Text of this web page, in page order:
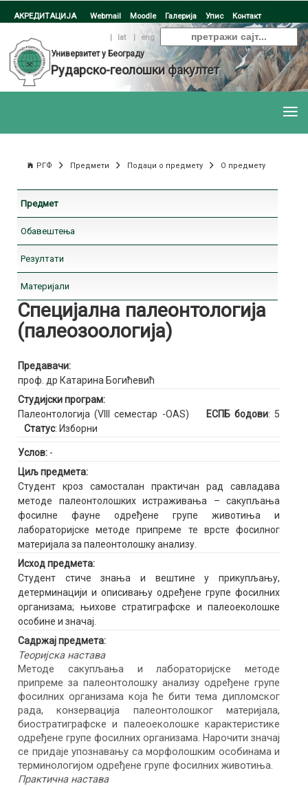
АКРЕДИТАЦИЈА Webmail Moodle Галерија Упис Контакт
| lat |
eng
Универзитет у Београду
Рударско-геолошки факултет
РГФ Предмети Подаци о предмету О предмету
Предмет
Обавештења
Резултати
Материјали
Специјална палеонтологија
(палеозоологија)
Предавачи:
проф. др Катарина Богићевић
Студијски програм:
Палеонтологија (VIII семестар -OAS)
ЕСПБ бодови: 5
Статус: Изборни
Услов: -
Циљ предмета:
Студент кроз самосталан практичан рад савладава
методе палеонтолошких истраживања – сакупљања
фосилне фауне одређене групе животиња и
лабораторијске методе припреме те врсте фосилног
материјала за палеонтолошку анализу.
Исход предмета:
Студент стиче знања и вештине у прикупљању,
детерминацији и описивању одређене групе фосилних
организама; њихове стратиграфске и палеоеколошке
особине и значај.
Садржај предмета:
Теоријска настава
Методе сакупљања и лабораторијске методе
припреме за палеонтолошку анализу одређене групе
фосилних организама која ће бити тема дипломског
рада, конзервација палеонтолошког материјала,
биостратиграфске и палеоеколошке карактеристике
одређене групе фосилних организама. Нарочити значај
се придаје упознавању са морфолошким особинама и
терминологијом одређене групе фосилних животиња.
Практична настава